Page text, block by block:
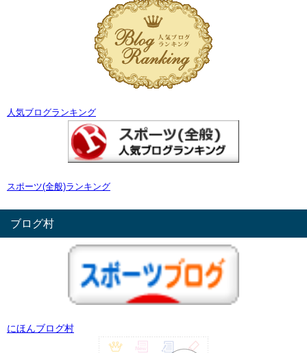
人気ブログランキング
スポーツ(全般)ランキング
ブログ村
にほんブログ村